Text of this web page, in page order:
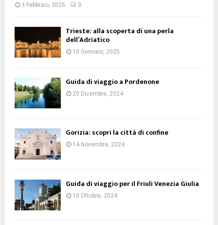
3 Febbraio, 2025 0
Trieste: alla scoperta di una perla
dell’Adriatico
10 Gennaio, 2025
Guida di viaggio a Pordenone
20 Dicembre, 2024
Gorizia: scopri la città di confine
14 Novembre, 2024
Guida di viaggio per il Friuli Venezia Giulia
10 Ottobre, 2024